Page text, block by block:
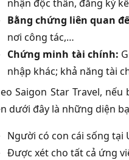
nhận độc thân, đăng ký
Bằng chứng liên quan
nơi công tác,…
Chứng minh tài chính:
nhập khác; khả năng tài
Saigon Star Travel,
dưới đây là những diện
Người có con cái sống tại
Được xét cho tất cả ứng